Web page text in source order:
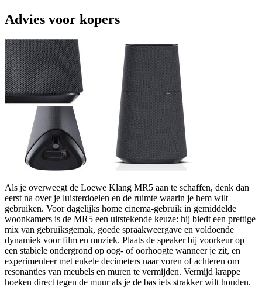
Advies voor kopers
Als je overweegt de Loewe Klang MR5 aan te schaffen, denk dan
eerst na over je luisterdoelen en de ruimte waarin je hem wilt
gebruiken. Voor dagelijks home cinema-gebruik in gemiddelde
woonkamers is de MR5 een uitstekende keuze: hij biedt een prettige
mix van gebruiksgemak, goede spraakweergave en voldoende
dynamiek voor film en muziek. Plaats de speaker bij voorkeur op
een stabiele ondergrond op oog- of oorhoogte wanneer je zit, en
experimenteer met enkele decimeters naar voren of achteren om
resonanties van meubels en muren te vermijden. Vermijd krappe
hoeken direct tegen de muur als je de bas iets strakker wilt houden.